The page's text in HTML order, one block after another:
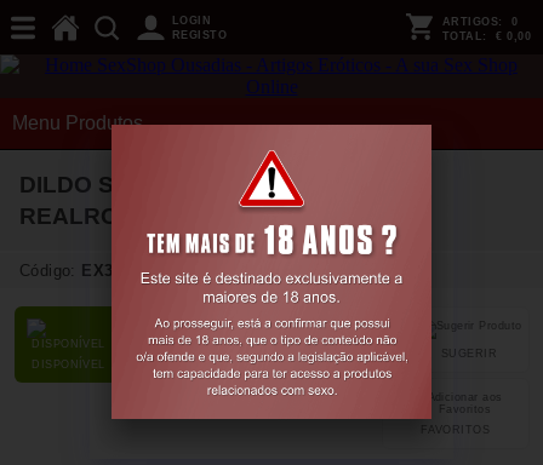
LOGIN
REGISTO
ARTIGOS: 0
TOTAL: € 0,00
Menu Produtos
DILDO SEM TESTÍCULOS 8 / 20 CM
REALROCK
Código: EX38555
DISPONÍVEL
SUGERIR
PARTILHAR
FAVORITOS